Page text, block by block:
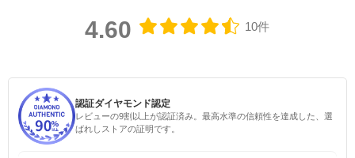
4.60 10件
認証ダイヤモンド認定
レビューの9割以上が認証済み。最高水準の信頼性を達成した、選
ばれしストアの証明です。